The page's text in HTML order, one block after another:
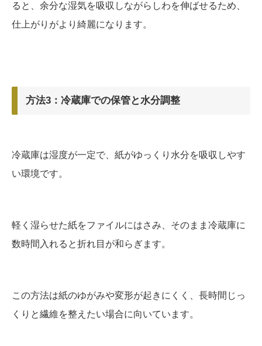
ると、余分な湿気を吸収しながらしわを伸ばせるため、
仕上がりがより綺麗になります。
方法3：冷蔵庫での保管と水分調整
冷蔵庫は湿度が一定で、紙がゆっくり水分を吸収しやす
い環境です。
軽く湿らせた紙をファイルにはさみ、そのまま冷蔵庫に
数時間入れると折れ目が和らぎます。
この方法は紙のゆがみや変形が起きにくく、長時間じっ
くりと繊維を整えたい場合に向いています。